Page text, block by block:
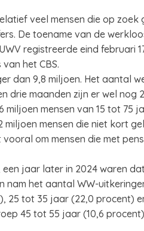
veel mensen die op zoek
De toename van de
registreerde eind februari
het CBS.
dan 9,8 miljoen. Het aantal
drie maanden zijn er wel nog
mensen van 15 tot 75
mensen die niet kort
om mensen die met
jaar later in 2024 waren
nam het aantal WW-
tot 35 jaar (22,0 procent)
45 tot 55 jaar (10,6